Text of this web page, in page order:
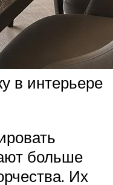
в интерьере
больше
Их